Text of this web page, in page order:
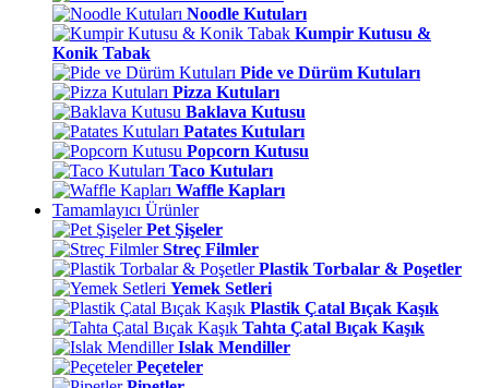
Noodle Kutuları
Kumpir Kutusu &
Konik Tabak
Pide ve Dürüm Kutuları
Pizza Kutuları
Baklava Kutusu
Patates Kutuları
Popcorn Kutusu
Taco Kutuları
Waffle Kapları
Tamamlayıcı Ürünler
Pet Şişeler
Streç Filmler
Plastik Torbalar & Poşetler
Yemek Setleri
Plastik Çatal Bıçak Kaşık
Tahta Çatal Bıçak Kaşık
Islak Mendiller
Peçeteler